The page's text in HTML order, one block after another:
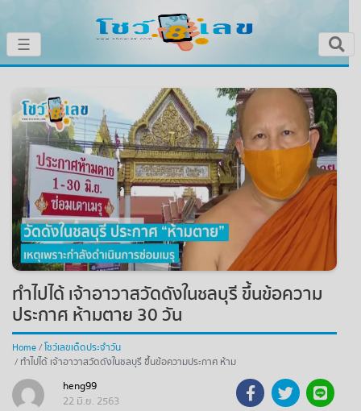
หน้าหลัก
โชว์เลขเด็ดประจำวัน
โชว์เลขหวยดัง
โชว์ผลหวย
เลขทำนายฝัน
โชว์สถิติหวย
หวยสด
ถ่ายทอดสดหวยรัฐบาลไทย
×
☰
ทำไปได้ เจ้าอาวาสวัดดังในชลบุรี ขึ้นข้อความ
ประกาศ ห้ามตาย 30 วัน
Home โชว์เลขเด็ดประจำวัน
ทำไปได้ เจ้าอาวาสวัดดังในชลบุรี ขึ้นข้อความประกาศ ห้าม
ตาย 30 วัน
heng99
22 มิ.ย. 2563